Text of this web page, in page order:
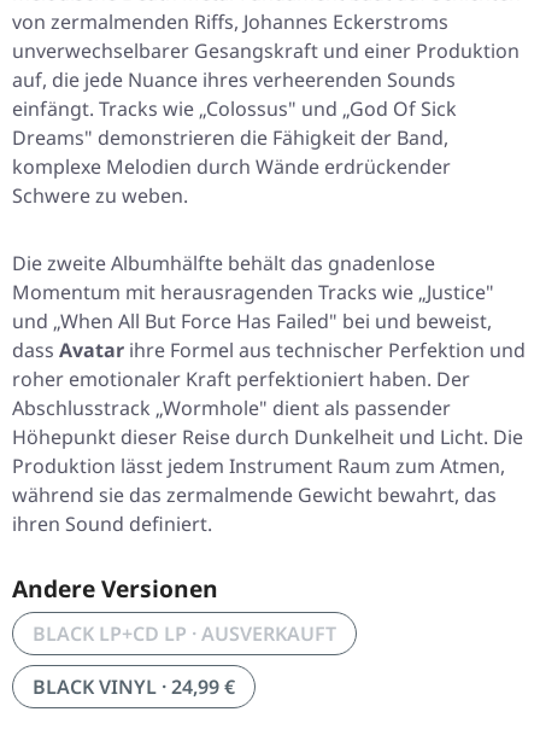
von zermalmenden Riffs, Johannes Eckerstroms
unverwechselbarer Gesangskraft und einer Produktion
auf, die jede Nuance ihres verheerenden Sounds
einfängt. Tracks wie „Colossus" und „God Of Sick
Dreams" demonstrieren die Fähigkeit der Band,
komplexe Melodien durch Wände erdrückender
Schwere zu weben.
Die zweite Albumhälfte behält das gnadenlose
Momentum mit herausragenden Tracks wie „Justice"
und „When All But Force Has Failed" bei und beweist,
dass Avatar ihre Formel aus technischer Perfektion und
roher emotionaler Kraft perfektioniert haben. Der
Abschlusstrack „Wormhole" dient als passender
Höhepunkt dieser Reise durch Dunkelheit und Licht. Die
Produktion lässt jedem Instrument Raum zum Atmen,
während sie das zermalmende Gewicht bewahrt, das
ihren Sound definiert.
Andere Versionen
BLACK LP+CD LP · AUSVERKAUFT
BLACK VINYL · 24,99 €